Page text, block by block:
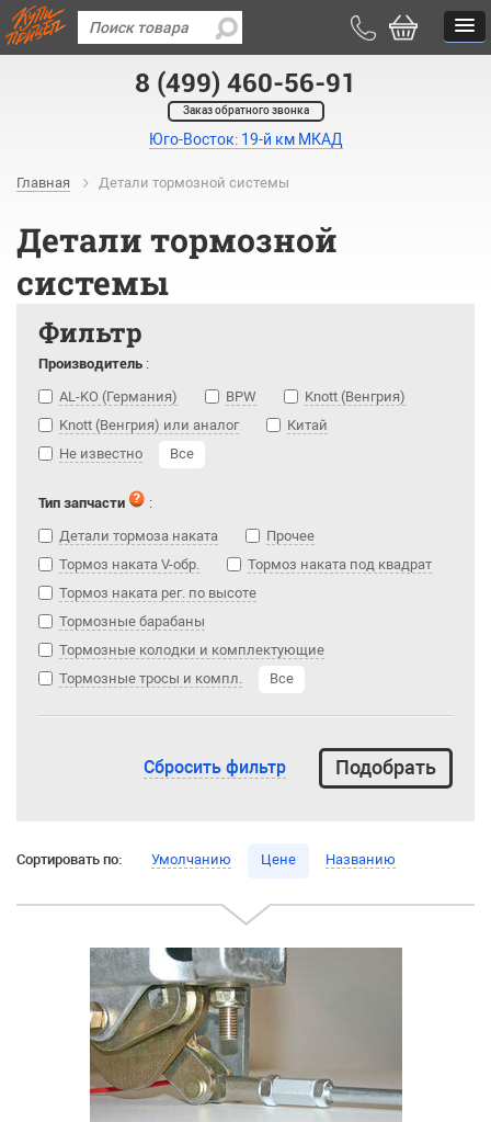
8 (499) 460-56-91
Заказ обратного звонка
Юго-Восток: 19-й км МКАД
Главная Детали тормозной системы
Детали тормозной
системы
Фильтр
Производитель :
AL-KO (Германия)
BPW
Knott (Венгрия)
Knott (Венгрия) или аналог
Китай
Не известно
Все
Тип запчасти
:
Детали тормоза наката
Прочее
Тормоз наката V-обр.
Тормоз наката под квадрат
Тормоз наката рег. по высоте
Тормозные барабаны
Тормозные колодки и комплектующие
Тормозные тросы и компл.
Все
Сбросить фильтр
Сортировать по: Умолчанию Цене Названию